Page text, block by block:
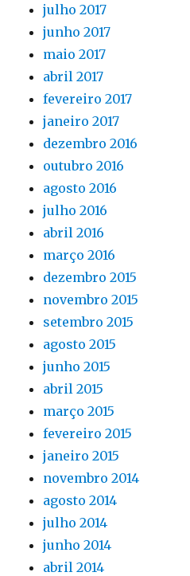
julho 2017
junho 2017
maio 2017
abril 2017
fevereiro 2017
janeiro 2017
dezembro 2016
outubro 2016
agosto 2016
julho 2016
abril 2016
março 2016
dezembro 2015
novembro 2015
setembro 2015
agosto 2015
junho 2015
abril 2015
março 2015
fevereiro 2015
janeiro 2015
novembro 2014
agosto 2014
julho 2014
junho 2014
abril 2014